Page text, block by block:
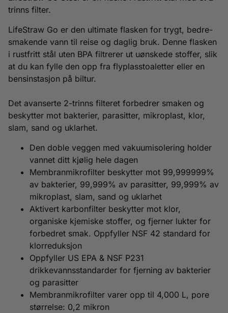
trinns filter.
LifeStraw Go er den ultimate flasken for trygt, bedre-
smakende vann til reise og daglig bruk. Denne flasken
i rustfritt stål uten BPA filtrerer ut uønskede stoffer, slik
at du kan fylle den opp fra flyplasstoaletter eller en
bensinstasjon på biltur.
Det avanserte 2-trinns filteret forbedrer smaken og
beskytter mot bakterier, parasitter, mikroplast, klor,
slam, sand og uklarhet.
Den doble veggen med vakuumisolering holder
vannet ditt kjølig hele dagen
Membranmikrofilter beskytter mot 99,999999%
av bakterier, 99,999% av parasitter, 99,999% av
mikroplast, slam, sand og uklarhet
Aktivert karbonfilter beskytter mot klor,
organiske kjemiske stoffer, og fjerner lukter for
forbedret smak. Oppfyller NSF 42 standard for
klorreduksjon
Oppfyller US EPA & NSF P231
drikkevannsstandarder for fjerning av bakterier
og parasitter
Membranmikrofilter varer opp til 4,000 L, pore
størrelse: 0,2 mikron